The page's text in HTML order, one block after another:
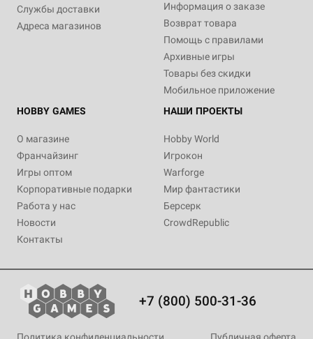
Службы доставки
Адреса магазинов
Информация о заказе
Возврат товара
Помощь с правилами
Архивные игры
Товары без скидки
Мобильное приложение
HOBBY GAMES
О магазине
Франчайзинг
Игры оптом
Корпоративные подарки
Работа у нас
Новости
Контакты
НАШИ ПРОЕКТЫ
Hobby World
Игрокон
Warforge
Мир фантастики
Берсерк
CrowdRepublic
+7 (800) 500-31-36